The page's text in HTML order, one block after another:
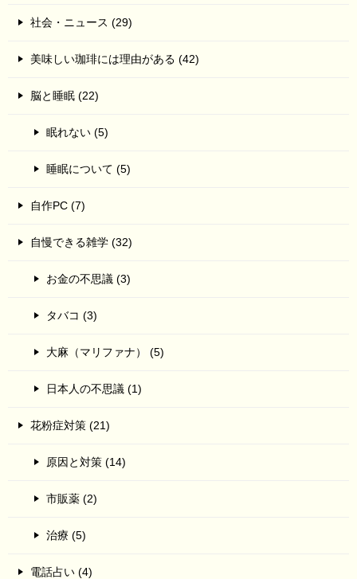
社会・ニュース (29)
美味しい珈琲には理由がある (42)
脳と睡眠 (22)
眠れない (5)
睡眠について (5)
自作PC (7)
自慢できる雑学 (32)
お金の不思議 (3)
タバコ (3)
大麻（マリファナ） (5)
日本人の不思議 (1)
花粉症対策 (21)
原因と対策 (14)
市販薬 (2)
治療 (5)
電話占い (4)